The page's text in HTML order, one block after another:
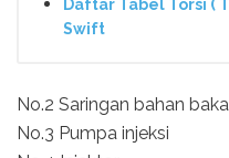
Daftar Tabel Torsi (
Swift
No.2 Saringan bahan
No.3 Pumpa injeksi